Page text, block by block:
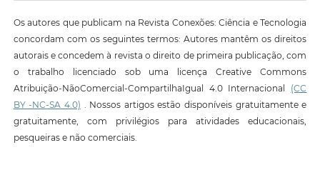
Os autores que publicam na Revista Conexões: Ciência e Tecnologia
concordam com os seguintes termos: Autores mantêm os direitos
autorais e concedem à revista o direito de primeira publicação, com
o trabalho licenciado sob uma licença Creative Commons
Atribuição-NãoComercial-CompartilhaIgual 4.0 Internacional (CC
BY -NC-SA 4.0) . Nossos artigos estão disponíveis gratuitamente e
gratuitamente, com privilégios para atividades educacionais,
pesqueiras e não comerciais.